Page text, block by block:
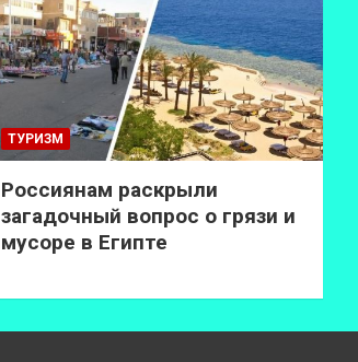
ТУРИЗМ
Россиянам раскрыли
загадочный вопрос о грязи и
мусоре в Египте